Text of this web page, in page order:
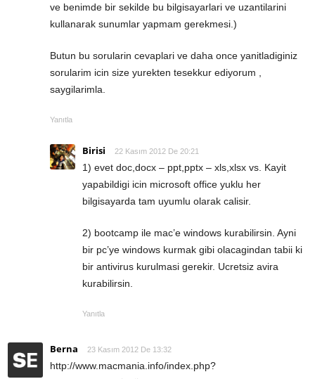
ve benimde bir sekilde bu bilgisayarlari ve uzantilarini
kullanarak sunumlar yapmam gerekmesi.)
Butun bu sorularin cevaplari ve daha once yanitladiginiz
sorularim icin size yurekten tesekkur ediyorum ,
saygilarimla.
Yanıtla
Birisi 22 Kasım 2012 De 20:21
1) evet doc,docx – ppt,pptx – xls,xlsx vs. Kayit
yapabildigi icin microsoft office yuklu her
bilgisayarda tam uyumlu olarak calisir.
2) bootcamp ile mac’e windows kurabilirsin. Ayni
bir pc’ye windows kurmak gibi olacagindan tabii ki
bir antivirus kurulmasi gerekir. Ucretsiz avira
kurabilirsin.
Yanıtla
Berna 23 Kasım 2012 De 13:32
http://www.macmania.info/index.php?